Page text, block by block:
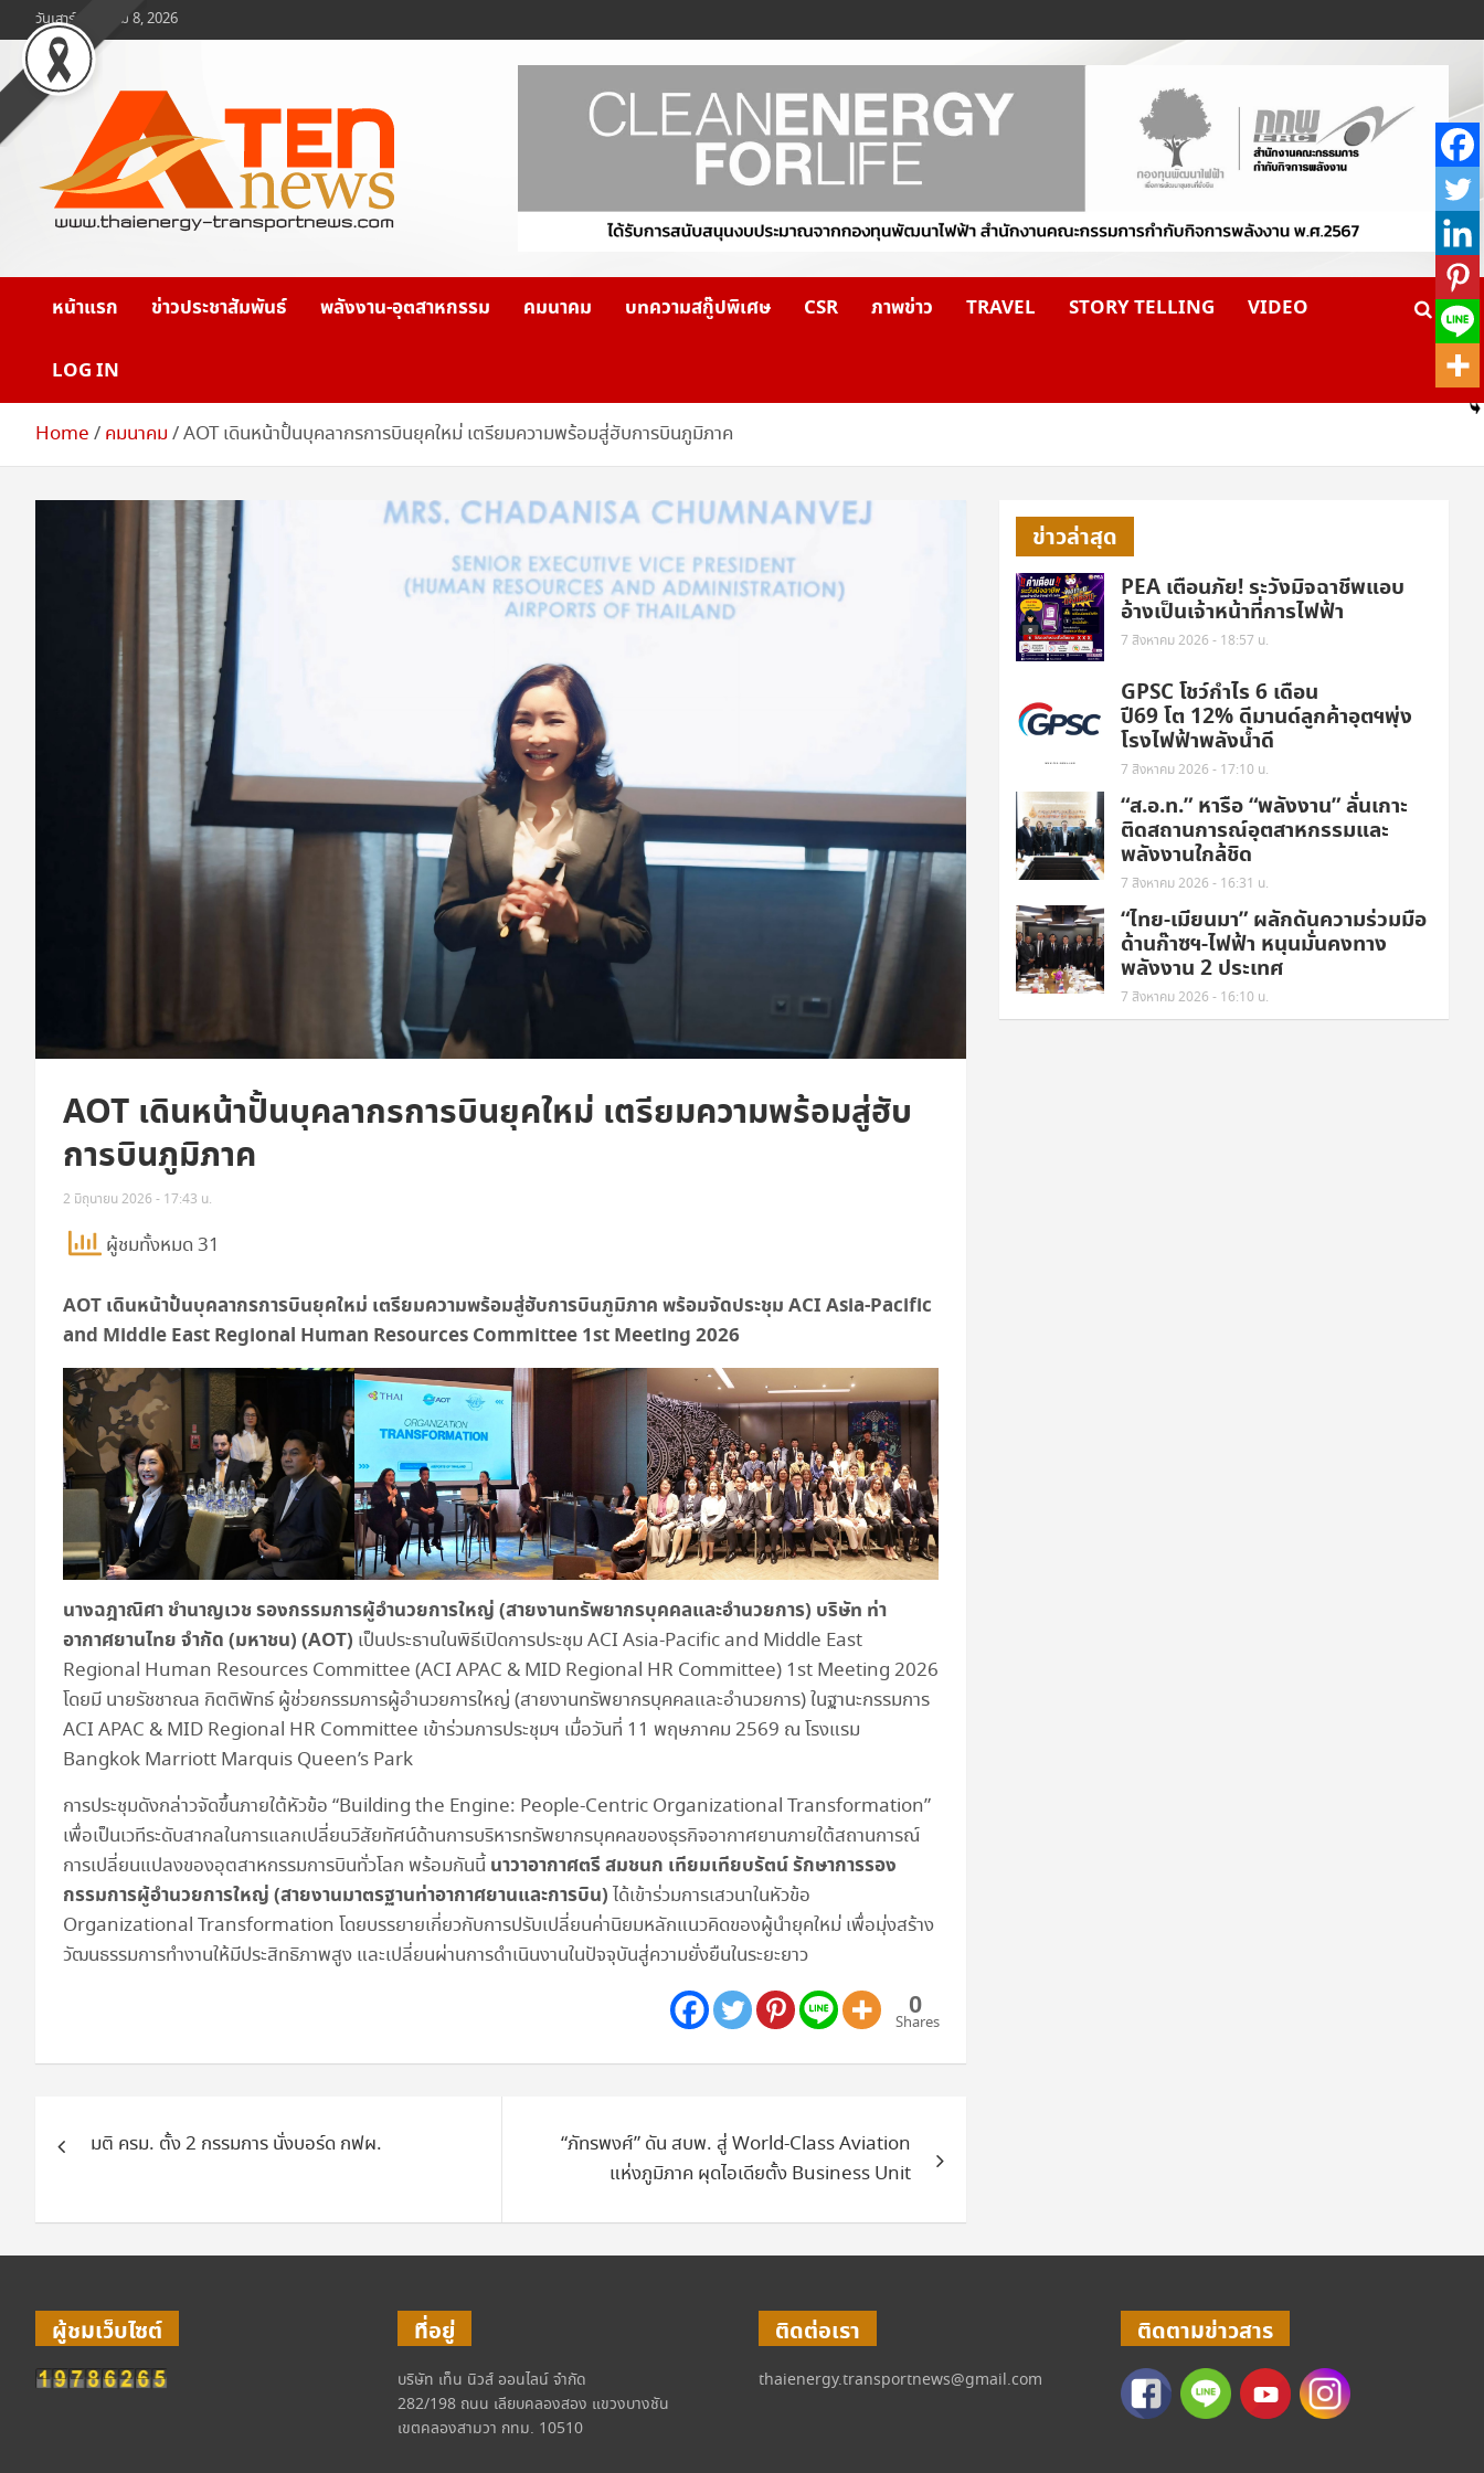
to
content
วันเสาร์, สิงหาคม 8, 2026
www.ten-news.com
หน้าแรก ข่าวประชาสัมพันธ์ พลังงาน-อุตสาหกรรม คมนาคม บทความสกู๊ปพิเศษ CSR ภาพข่าว TRAVEL STORY TELLING VIDEO
LOG IN
Home คมนาคม AOT เดินหน้าปั้นบุคลากรการบินยุคใหม่ เตรียมความพร้อมสู่ฮับการบินภูมิภาค
AOT เดินหน้าปั้นบุคลากรการบินยุคใหม่ เตรียมความพร้อมสู่ฮับ
การบินภูมิภาค
2 มิถุนายน 2026 - 17:43 น.
ผู้ชมทั้งหมด 31
AOTเดินหน้าปั้นบุคลากรการบินยุคใหม่ เตรียมความพร้อมสู่ฮับการบินภูมิภาค พร้อมจัดประชุมACI Asia-Pacific
and Middle East Regional Human Resources Committee 1st Meeting 2026
นางฉฎาณิศา ชำนาญเวช รองกรรมการผู้อำนวยการใหญ่ (สายงานทรัพยากรบุคคลและอำนวยการ) บริษัท ท่า
อากาศยานไทย จำกัด (มหาชน) (AOT) เป็นประธานในพิธีเปิดการประชุม ACI Asia-Pacific and Middle East
Regional Human Resources Committee (ACI APAC & MID Regional HR Committee) 1st Meeting 2026
โดยมี นายรัชชาณล กิตติพัทธ์ ผู้ช่วยกรรมการผู้อำนวยการใหญ่ (สายงานทรัพยากรบุคคลและอำนวยการ) ในฐานะกรรมการ
ACI APAC & MID Regional HR Committee เข้าร่วมการประชุมฯ เมื่อวันที่ 11 พฤษภาคม 2569 ณ โรงแรม
Bangkok Marriott Marquis Queen’s Park
การประชุมดังกล่าวจัดขึ้นภายใต้หัวข้อ “Building the Engine: People-Centric Organizational Transformation”
เพื่อเป็นเวทีระดับสากลในการแลกเปลี่ยนวิสัยทัศน์ด้านการบริหารทรัพยากรบุคคลของธุรกิจอากาศยานภายใต้สถานการณ์
การเปลี่ยนแปลงของอุตสาหกรรมการบินทั่วโลก พร้อมกันนี้ นาวาอากาศตรี สมชนก เทียมเทียบรัตน์ รักษาการรอง
กรรมการผู้อำนวยการใหญ่ (สายงานมาตรฐานท่าอากาศยานและการบิน) ได้เข้าร่วมการเสวนาในหัวข้อ
Organizational Transformation โดยบรรยายเกี่ยวกับการปรับเปลี่ยนค่านิยมหลักแนวคิดของผู้นำยุคใหม่ เพื่อมุ่งสร้าง
วัฒนธรรมการทำงานให้มีประสิทธิภาพสูง และเปลี่ยนผ่านการดำเนินงานในปัจจุบันสู่ความยั่งยืนในระยะยาว
0
Shares
เรื่องมติ ครม. ตั้ง 2 กรรมการ นั่งบอร์ด กฟผ.
“ภัทรพงศ์” ดัน สบพ. สู่ World-Class Aviation
แห่งภูมิภาค ผุดไอเดียตั้ง Business Unit
ข่าวล่าสุด
PEA เตือนภัย! ระวังมิจฉาชีพแอบ
อ้างเป็นเจ้าหน้าที่การไฟฟ้า
7 สิงหาคม 2026 - 18:57 น.
GPSC โชว์กำไร 6 เดือน
ปี69 โต 12% ดีมานด์ลูกค้าอุตฯพุ่ง
โรงไฟฟ้าพลังน้ำดี
7 สิงหาคม 2026 - 17:10 น.
“ส.อ.ท.” หารือ “พลังงาน” ลั่นเกาะ
ติดสถานการณ์อุตสาหกรรมและ
พลังงานใกล้ชิด
7 สิงหาคม 2026 - 16:31 น.
“ไทย-เมียนมา” ผลักดันความร่วมมือ
ด้านก๊าซฯ-ไฟฟ้า หนุนมั่นคงทาง
พลังงาน 2 ประเทศ
7 สิงหาคม 2026 - 16:10 น.
ผู้ชมเว็บไซต์ ที่อยู่
บริษัท เท็น นิวส์ ออนไลน์ จำกัด
282/198 ถนน เลียบคลองสอง แขวงบางชัน
เขตคลองสามวา กทม. 10510
ติดต่อเรา
thaienergy.transportnews@gmail.com
ติดตามข่าวสาร